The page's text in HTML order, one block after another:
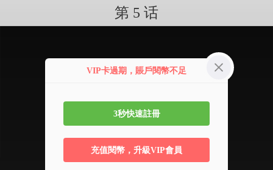
第 5 话
VIP卡過期，賬戶閱幣不足
3秒快速註冊
充值閱幣，升級VIP會員